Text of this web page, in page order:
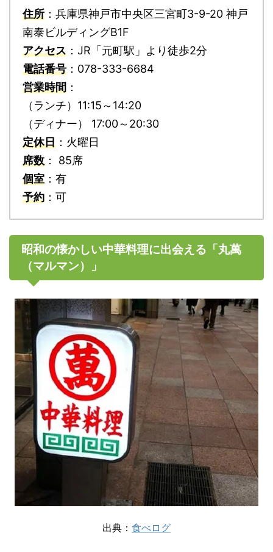
住所 ：兵庫県神戸市中央区三宮町3-9-20 神戸
南泰ビルディングB1F
アクセス ：JR「元町駅」より徒歩2分
電話番号 ：078-333-6684
営業時間 ：
（ランチ）11:15～14:20
（ディナー） 17:00～20:30
定休日 ：火曜日
席数 ： 85席
個室 ：有
予約 ：可
昭和の懐かしい中華料理に出会える「丸萬
（マルマン）」
出典： 食べログ